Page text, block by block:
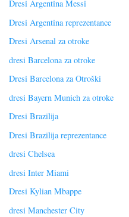
Dresi Argentina Messi
Dresi Argentina reprezentance
Dresi Arsenal za otroke
dresi Barcelona za otroke
Dresi Barcelona za Otroški
dresi Bayern Munich za otroke
Dresi Brazilija
Dresi Brazilija reprezentance
dresi Chelsea
dresi Inter Miami
Dresi Kylian Mbappe
dresi Manchester City